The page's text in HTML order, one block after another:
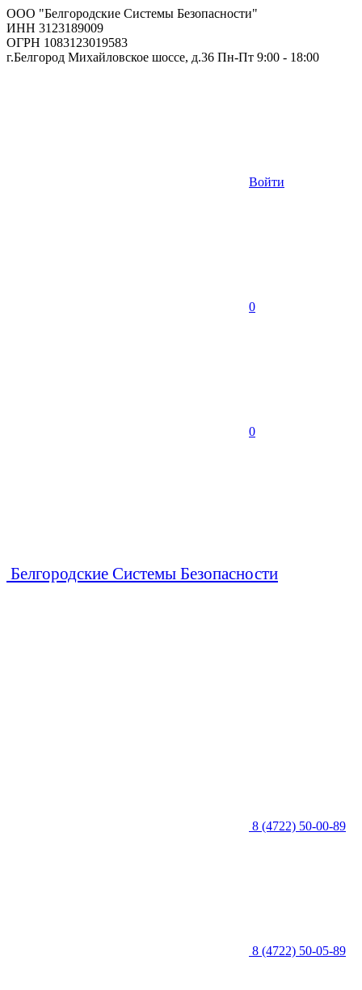
ООО "Белгородские Системы Безопасности"
ИНН 3123189009
ОГРН 1083123019583
г.Белгород Михайловское шоссе, д.36 Пн-Пт 9:00 - 18:00
Войти
0
0
Белгородские Системы Безопасности
8 (4722) 50-00-89
8 (4722) 50-05-89